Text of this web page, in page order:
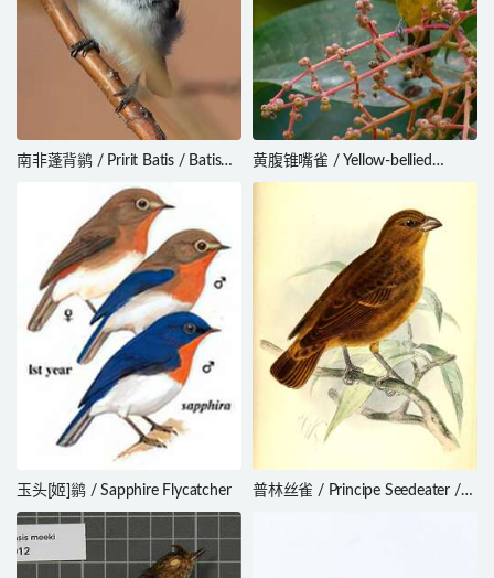
南非蓬背鹟 / Pririt Batis / Batis
黄腹锥嘴雀 / Yellow-bellied
Dacnis / Dacnis flaviventer
玉头[姬]鹟 / Sapphire Flycatcher
普林丝雀 / Principe Seedeater /